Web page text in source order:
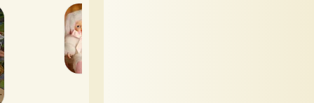
синтепон
при